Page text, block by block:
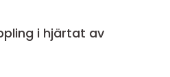
i hjärtat av